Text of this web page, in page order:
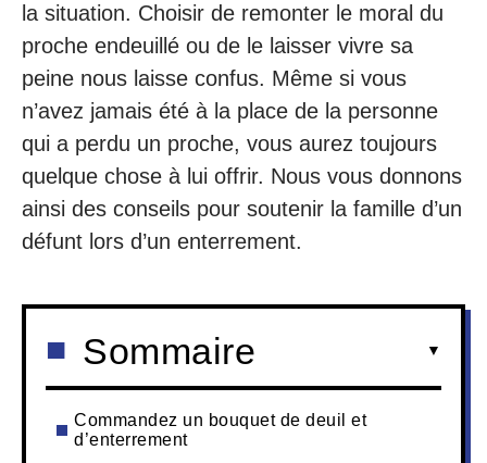
la situation. Choisir de remonter le moral du
proche endeuillé ou de le laisser vivre sa
peine nous laisse confus. Même si vous
n’avez jamais été à la place de la personne
qui a perdu un proche, vous aurez toujours
quelque chose à lui offrir. Nous vous donnons
ainsi des conseils pour soutenir la famille d’un
défunt lors d’un enterrement.
Sommaire
Commandez un bouquet de deuil et
d’enterrement